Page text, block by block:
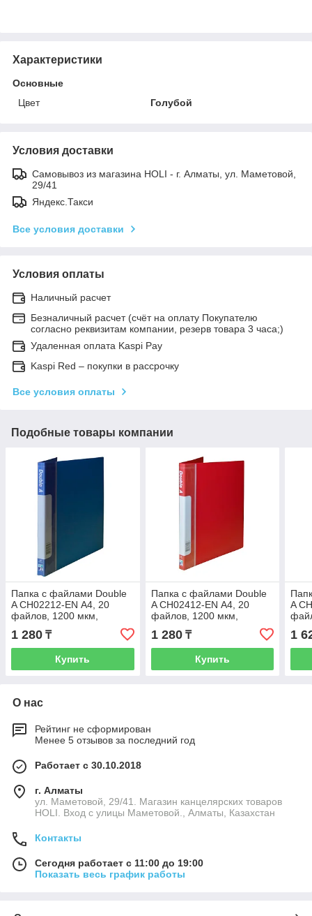
Характеристики
Основные
Цвет
Голубой
Условия доставки
Самовывоз из магазина HOLI - г. Алматы, ул. Маметовой,
29/41
Яндекс.Такси
Все условия доставки
Условия оплаты
Наличный расчет
Безналичный расчет (счёт на оплату Покупателю
согласно реквизитам компании, резерв товара 3 часа;)
Удаленная оплата Kaspi Pay
Kaspi Red – покупки в рассрочку
Все условия оплаты
Подобные товары компании
Папка с файлами Double
A CH02212-EN А4, 20
файлов, 1200 мкм,
пластиковая, голубой
1 280 ₸
Купить
Папка с файлами Double
A CH02412-EN А4, 20
файлов, 1200 мкм,
пластиковая, красный
1 280₸
Купить
A
1
О нас
Рейтинг не сформирован
Менее 5 отзывов за последний год
Работает с 30.10.2018
г. Алматы
ул. Маметовой, 29/41. Магазин канцелярских товаров
HOLI. Вход с улицы Маметовой., Алматы, Казахстан
Контакты
Сегодня работает с 11:00 до 19:00
Показать весь график работы